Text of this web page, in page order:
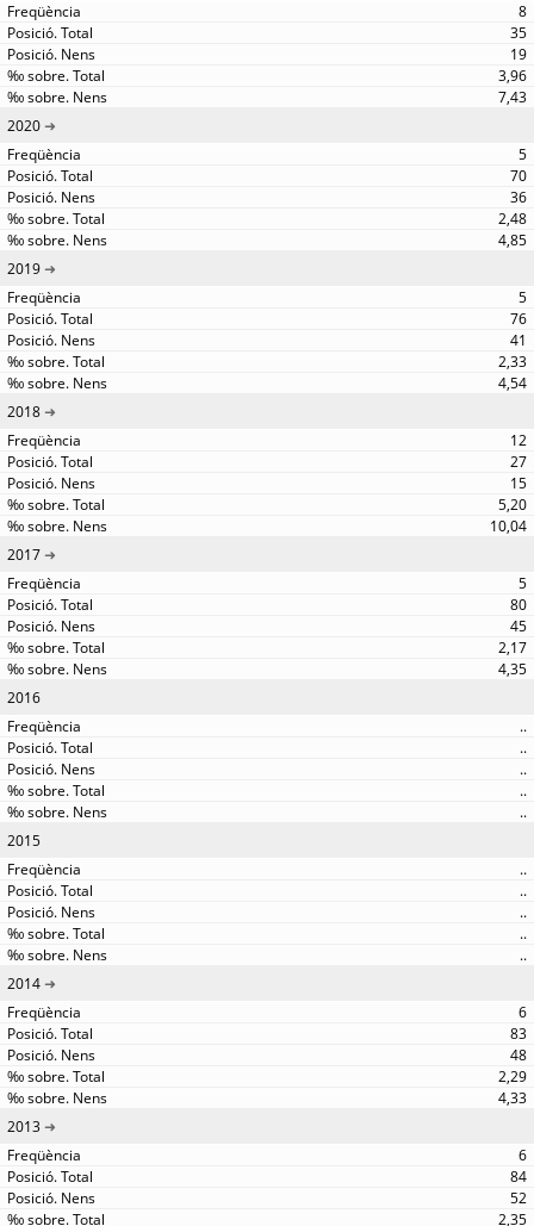
8
35
19
3,96
7,43
2020
5
70
36
2,48
4,85
2019
5
76
41
2,33
4,54
2018
12
27
15
5,20
10,04
2017
5
80
45
2,17
4,35
2016
..
..
..
..
..
2015
..
..
..
..
..
2014
6
83
48
2,29
4,33
2013
6
84
52
2,35